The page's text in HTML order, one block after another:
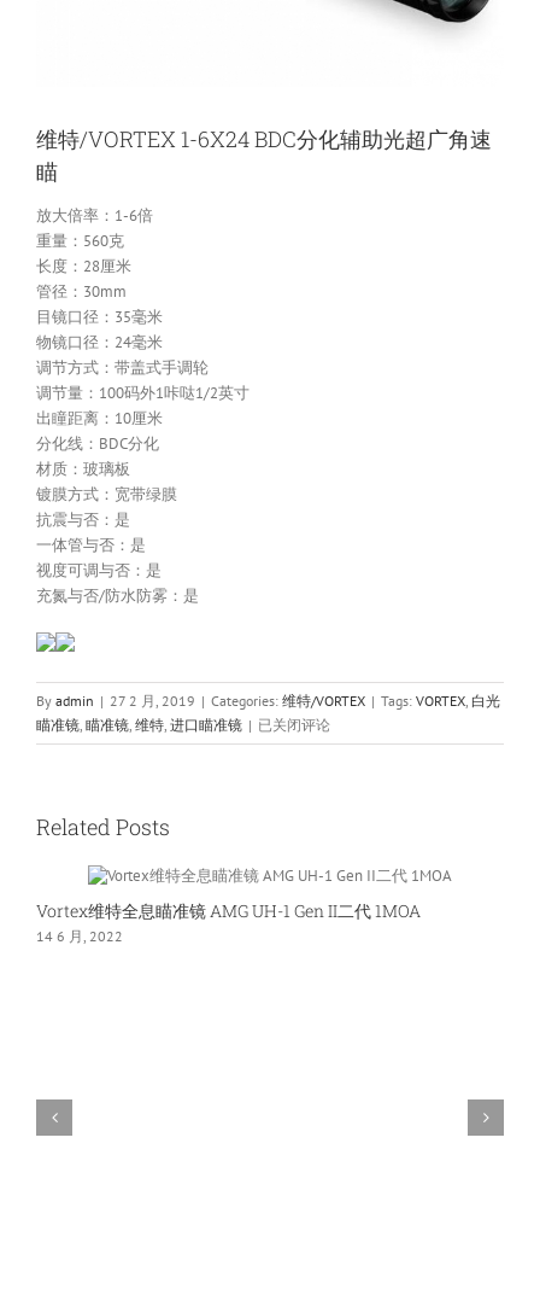
维特/VORTEX 1-6X24 BDC分化辅助光超广角速
瞄
放大倍率：1-6倍
重量：560克
长度：28厘米
管径：30mm
目镜口径：35毫米
物镜口径：24毫米
调节方式：带盖式手调轮
调节量：100码外1咔哒1/2英寸
出瞳距离：10厘米
分化线：BDC分化
材质：玻璃板
镀膜方式：宽带绿膜
抗震与否：是
一体管与否：是
视度可调与否：是
充氮与否/防水防雾：是
By admin | 27 2 月, 2019 | Categories: 维特/VORTEX | Tags: VORTEX, 白光
瞄准镜, 瞄准镜, 维特, 进口瞄准镜 | 维
特/VORTEX
化
助
已关闭评论
Related Posts
Vortex维特全息瞄准镜 AMG UH-1 Gen II二代 1MOA
14 6 月, 2022